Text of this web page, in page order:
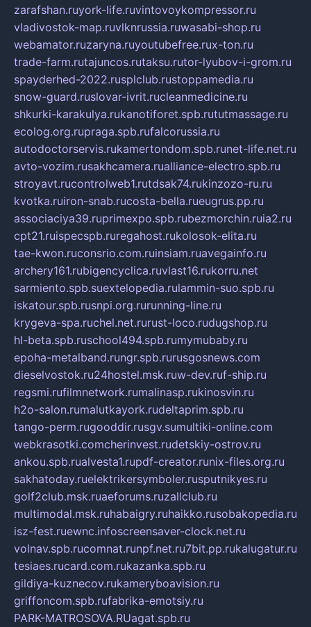
zarafshan.ruyork-life.ruvintovoykompressor.ru
vladivostok-map.ruvlknrussia.ruwasabi-shop.ru
webamator.ruzaryna.ruyoutubefree.rux-ton.ru
trade-farm.rutajuncos.rutaksu.rutor-lyubov-i-grom.ru
spayderhed-2022.rusplclub.rustoppamedia.ru
snow-guard.ruslovar-ivrit.rucleanmedicine.ru
shkurki-karakulya.rukanotiforet.spb.rututmassage.ru
ecolog.org.rupraga.spb.rufalcorussia.ru
autodoctorservis.rukamertondom.spb.runet-life.net.ru
avto-vozim.rusakhcamera.rualliance-electro.spb.ru
stroyavt.rucontrolweb1.rutdsak74.rukinzozo-ru.ru
kvotka.ruiron-snab.rucosta-bella.rueugrus.pp.ru
associaciya39.ruprimexpo.spb.rubezmorchin.ruia2.ru
cpt21.ruispecspb.ruregahost.rukolosok-elita.ru
tae-kwon.ruconsrio.com.ruinsiam.ruavegainfo.ru
archery161.rubigencyclica.ruvlast16.rukorru.net
sarmiento.spb.suextelopedia.rulammin-suo.spb.ru
iskatour.spb.rusnpi.org.rurunning-line.ru
krygeva-spa.ruchel.net.rurust-loco.rudugshop.ru
hl-beta.spb.ruschool494.spb.rumymubaby.ru
epoha-metalband.rungr.spb.rurusgosnews.com
dieselvostok.ru24hostel.msk.ruw-dev.ruf-ship.ru
regsmi.rufilmnetwork.rumalinasp.rukinosvin.ru
h2o-salon.rumalutkayork.rudeltaprim.spb.ru
tango-perm.rugooddir.rusgv.sumultiki-online.com
webkrasotki.comcherinvest.rudetskiy-ostrov.ru
ankou.spb.rualvesta1.rupdf-creator.runix-files.org.ru
sakhatoday.ruelektrikersymboler.rusputnikyes.ru
golf2club.msk.ruaeforums.ruzallclub.ru
multimodal.msk.ruhabaigry.ruhaikko.rusobakopedia.ru
isz-fest.ruewnc.infoscreensaver-clock.net.ru
volnav.spb.rucomnat.runpf.net.ru7bit.pp.rukalugatur.ru
tesiaes.rucard.com.rukazanka.spb.ru
gildiya-kuznecov.rukameryboavision.ru
griffoncom.spb.rufabrika-emotsiy.ru
PARK-MATROSOVA.RUagat.spb.ru